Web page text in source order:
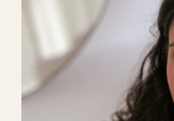
Inês São
Produto –